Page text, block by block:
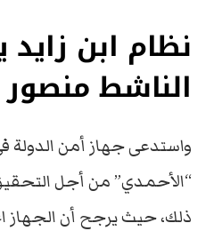
نظام ابن زايد
الناشط
واستدعى جهاز أمن الدولة
“الأحمدي” من أجل
ذلك، حيث يرجح أن الجهاز